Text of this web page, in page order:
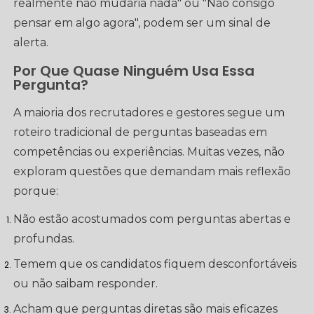
realmente não mudaria nada" ou "Não consigo
pensar em algo agora", podem ser um sinal de
alerta.
Por Que Quase Ninguém Usa Essa
Pergunta?
A maioria dos recrutadores e gestores segue um
roteiro tradicional de perguntas baseadas em
competências ou experiências. Muitas vezes, não
exploram questões que demandam mais reflexão
porque:
Não estão acostumados com perguntas abertas e
profundas.
Temem que os candidatos fiquem desconfortáveis
ou não saibam responder.
Acham que perguntas diretas são mais eficazes